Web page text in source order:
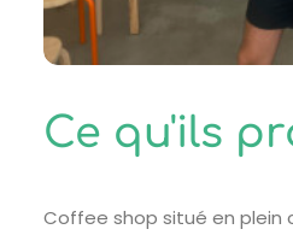
Ce qu'ils
Coffee shop situé en plein